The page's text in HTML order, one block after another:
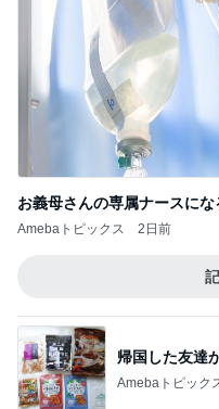
お義母さんの専属ナースにな
Amebaトピックス 2日前
帰国した友達
Amebaトピック